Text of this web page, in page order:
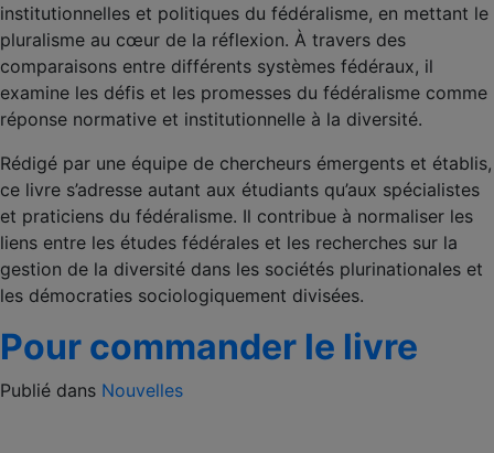
institutionnelles et politiques du fédéralisme, en mettant le
pluralisme au cœur de la réflexion. À travers des
comparaisons entre différents systèmes fédéraux, il
examine les défis et les promesses du fédéralisme comme
réponse normative et institutionnelle à la diversité.
Rédigé par une équipe de chercheurs émergents et établis,
ce livre s’adresse autant aux étudiants qu’aux spécialistes
et praticiens du fédéralisme. Il contribue à normaliser les
liens entre les études fédérales et les recherches sur la
gestion de la diversité dans les sociétés plurinationales et
les démocraties sociologiquement divisées.
Pour commander le livre
Publié dans Nouvelles